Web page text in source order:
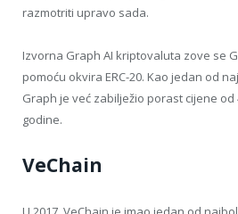
razmotriti upravo sada.
Izvorna Graph AI kriptovaluta zove se
pomoću okvira ERC-20. Kao jedan od
Graph je već zabilježio porast cijene od
godine.
VeChain